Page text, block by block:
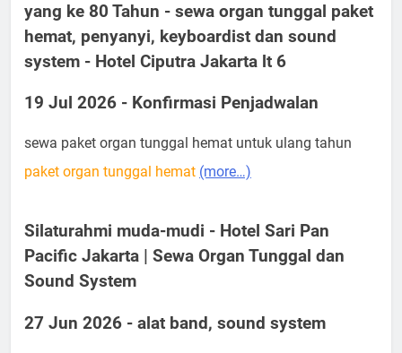
yang ke 80 Tahun - sewa organ tunggal paket
hemat, penyanyi, keyboardist dan sound
system - Hotel Ciputra Jakarta lt 6
19 Jul 2026 - Konfirmasi Penjadwalan
sewa paket organ tunggal hemat untuk ulang tahun
paket organ tunggal hemat (more…)
Silaturahmi muda-mudi - Hotel Sari Pan
Pacific Jakarta | Sewa Organ Tunggal dan
Sound System
27 Jun 2026 - alat band, sound system